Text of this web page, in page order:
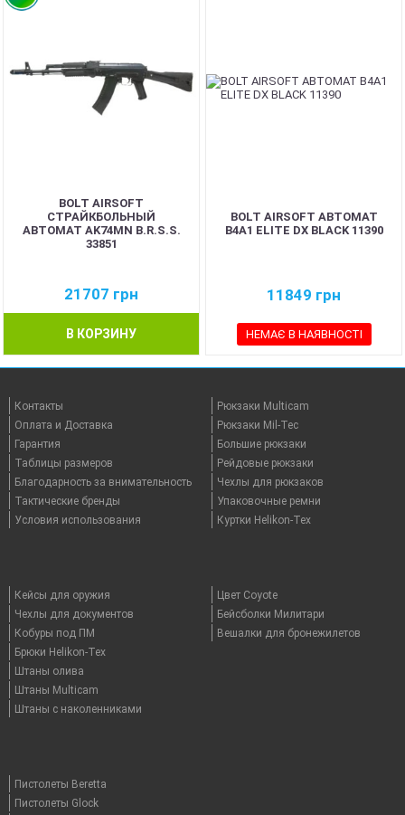
BOLT AIRSOFT
СТРАЙКБОЛЬНЫЙ
АВТОМАТ AK74MN B.R.S.S.
33851
21707 грн
В КОРЗИНУ
BOLT AIRSOFT АВТОМАТ
B4A1 ELITE DX BLACK 11390
11849 грн
НЕМАЄ В НАЯВНОСТІ
Контакты
Оплата и Доставка
Гарантия
Таблицы размеров
Благодарность за внимательность
Тактические бренды
Условия использования
Рюкзаки Multicam
Рюкзаки Mil-Tec
Большие рюкзаки
Рейдовые рюкзаки
Чехлы для рюкзаков
Упаковочные ремни
Куртки Helikon-Tex
Кейсы для оружия
Чехлы для документов
Кобуры под ПМ
Брюки Helikon-Tex
Штаны олива
Штаны Multicam
Штаны с наколенниками
Цвет Coyote
Бейсболки Милитари
Вешалки для бронежилетов
Пистолеты Beretta
Пистолеты Glock